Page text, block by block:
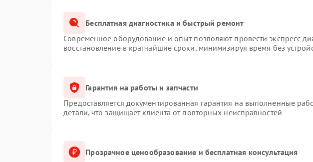
Бесплатная диагностика и быстрый ремонт
Современное оборудование и опыт позволяют провести экспресс-
восстановление в кратчайшие сроки, минимизируя время без
Гарантия на работы и запчасти
Предоставляется документированная гарантия на выполненные
детали, что защищает клиента от повторных неисправностей
Прозрачное ценообразование и бесплатная консультация